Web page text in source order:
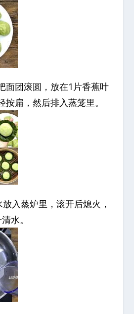
面团滚圆，放在1片香蕉叶
按扁，然后排入蒸笼里。
入蒸炉里，滚开后熄火，
水。